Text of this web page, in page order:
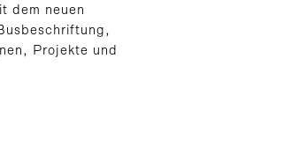
dem neuen
Projekte und